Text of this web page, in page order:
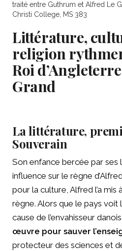
traité entre Guthrum et Alfred Le
Christi College, MS 383
Littérature,
religion
Roi
Grand
La littérature,
Souverain
Son enfance bercée par ses
influence sur le règne
pour la culture, Alfred l’a
règne. Alors que le pays voit
cause de l’envahisseur
œuvre pour sauver
protecteur des sciences et